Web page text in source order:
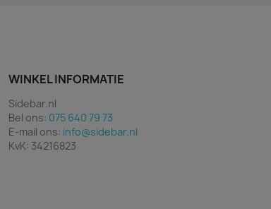
WINKEL INFORMATIE
Sidebar.nl
Bel ons: 075 640 79 73
E-mail ons: info@sidebar.nl
KvK: 34216823